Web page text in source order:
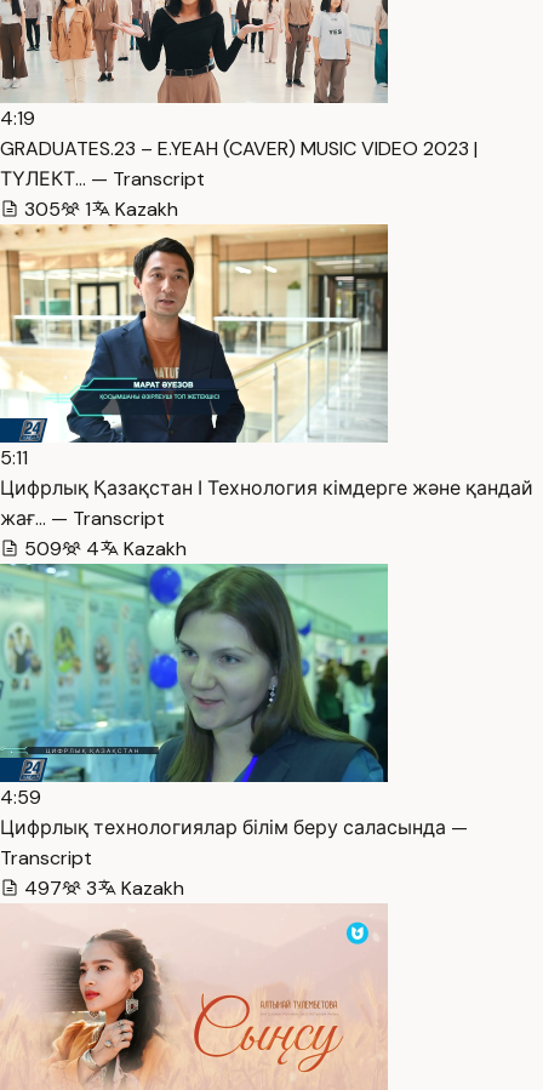
4:19
GRADUATES.23 – E.YEAH (CAVER) MUSIC VIDEO 2023 |
ТҮЛЕКТ… — Transcript
305
1 Kazakh
5:11
Цифрлық Қазақстан І Технология кімдерге және қандай
жағ… — Transcript
509
4 Kazakh
4:59
Цифрлық технологиялар білім беру саласында —
Transcript
497
3 Kazakh